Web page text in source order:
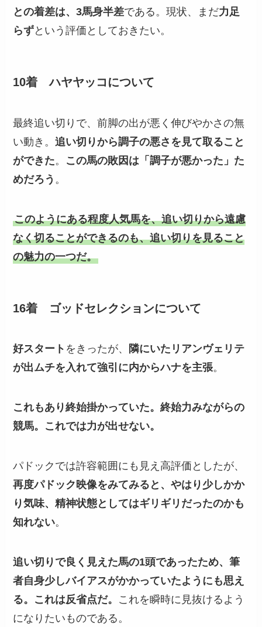
との着差は、3馬身半差である。現状、まだ力足
らずという評価としておきたい。
10着 ハヤヤッコについて
最終追い切りで、前脚の出が悪く伸びやかさの無
い動き。追い切りから調子の悪さを見て取ること
ができた。 この馬の敗因は「調子が悪かった」た
めだろう 。
このようにある程度人気馬を、追い切りから遠慮
なく切ることができるのも、追い切りを見ること
の魅力の一つだ。
16着 ゴッドセレクションについて
好スタート をきったが、
隣にいたリアンヴェリテ
が出ムチを入れて強引に内からハナを主張。
これもあり終始掛かっていた。終始力みながらの
競馬。これでは力が出せない。
パドックでは許容範囲にも見え高評価としたが、
再度パドック映像をみてみると、やはり少しかか
り気味、精神状態としてはギリギリだったのかも
知れない。
追い切りで良く見えた馬の1頭であったため、筆
者自身少しバイアスがかかっていたようにも思え
る。これは反省点だ。 これを瞬時に見抜けるよう
になりたいものである。